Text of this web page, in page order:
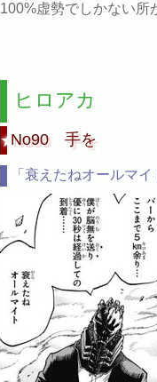
100%虚勢でしかない所
ヒロアカ
No90 手を
「衰えたねオールマイ